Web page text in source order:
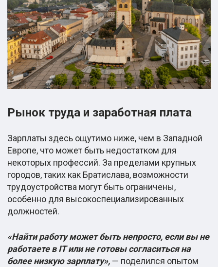
Рынок труда и заработная плата
Зарплаты здесь ощутимо ниже, чем в Западной
Европе, что может быть недостатком для
некоторых профессий. За пределами крупных
городов, таких как Братислава, возможности
трудоустройства могут быть ограничены,
особенно для высокоспециализированных
должностей.
«Найти работу может быть непросто, если вы не
работаете в IT или не готовы согласиться на
более низкую зарплату», — поделился опытом